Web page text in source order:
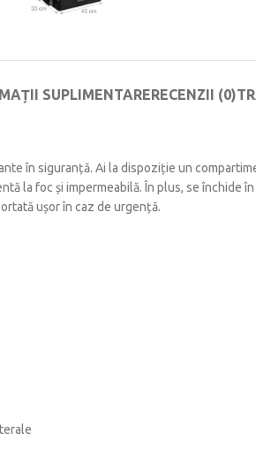
SUPLIMENTARERECENZII (0)
în siguranță. Ai la dispoziție un
la foc și impermeabilă. În plus, se închide
ușor în caz de urgență.